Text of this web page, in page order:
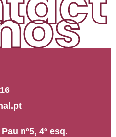
nº5, 4º esq.